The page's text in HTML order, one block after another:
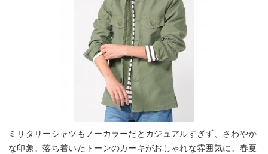
ミリタリーシャツもノーカラーだとカジュアルすぎず、さわやか
な印象。落ち着いたトーンのカーキがおしゃれな雰囲気に。春夏